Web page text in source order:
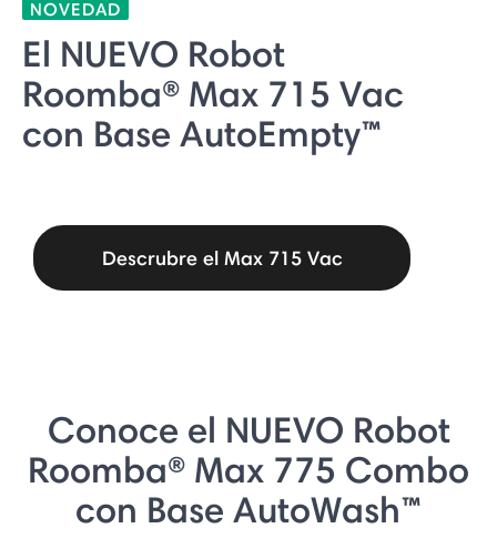
NOVEDAD
El NUEVO Robot
Roomba® Max 715 Vac
con Base AutoEmpty™
Descrubre el Max 715 Vac
Conoce el NUEVO Robot
Roomba® Max 775 Combo
con Base AutoWash™